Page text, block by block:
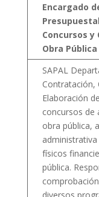
Encargado
Concursos
Obra Pública
SAPAL
Contratación,
Elaboración
concursos de
obra pública,
físicos
pública.
diversos